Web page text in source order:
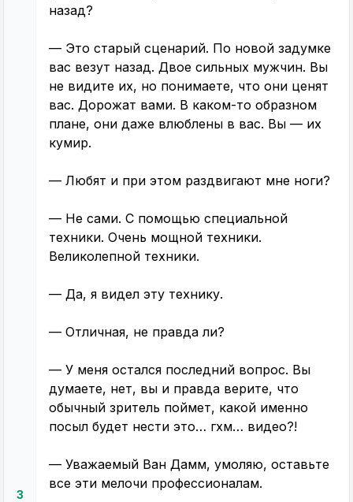
3
назад?
— Это старый сценарий. По новой задумке
вас везут назад. Двое сильных мужчин. Вы
не видите их, но понимаете, что они ценят
вас. Дорожат вами. В каком-то образном
плане, они даже влюблены в вас. Вы — их
кумир.
— Любят и при этом раздвигают мне ноги?
— Не сами. С помощью специальной
техники. Очень мощной техники.
Великолепной техники.
— Да, я видел эту технику.
— Отличная, не правда ли?
— У меня остался последний вопрос. Вы
думаете, нет, вы и правда верите, что
обычный зритель поймет, какой именно
посыл будет нести это… гхм… видео?!
— Уважаемый Ван Дамм, умоляю, оставьте
все эти мелочи профессионалам.